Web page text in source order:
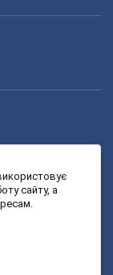
сайту, а